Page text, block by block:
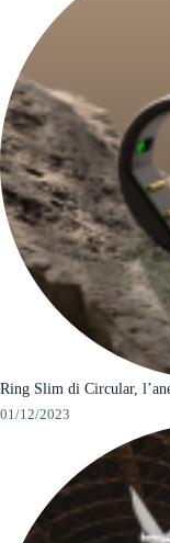
Ring Slim di Circular,
01/12/2023